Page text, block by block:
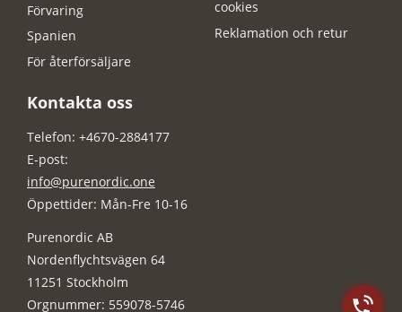
Förvaring
Spanien
För återförsäljare
cookies
Reklamation och retur
Kontakta oss
Telefon: +4670-2884177
E-post:
info@purenordic.one
Öppettider: Mån-Fre 10-16
Purenordic AB
Nordenflychtsvägen 64
11251 Stockholm
Orgnummer: 559078-5746